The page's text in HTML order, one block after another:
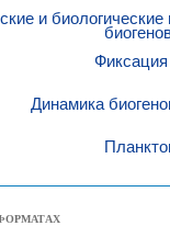
и
Фиксация
Динамика